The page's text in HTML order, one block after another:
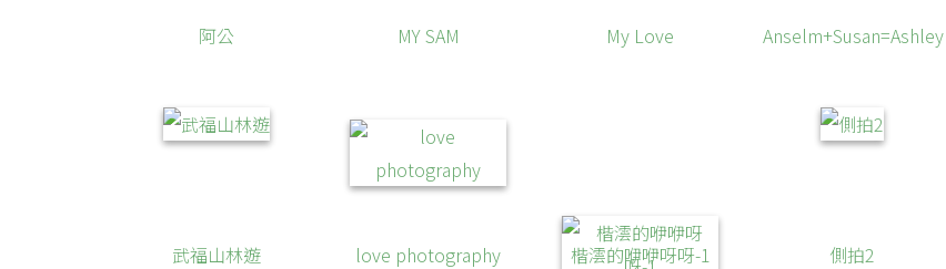
阿公 MY SAM My Love Anselm+Susan=Ashley
武福山林遊 love photography 楷澐的咿咿呀呀-1 側拍2